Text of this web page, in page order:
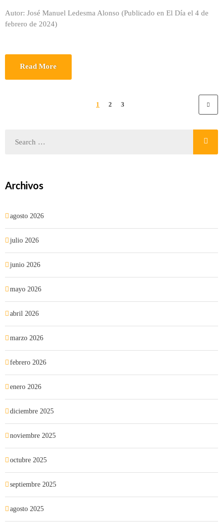
Autor: José Manuel Ledesma Alonso (Publicado en El Día el 4 de
febrero de 2024)
Read More
1 2 3
Archivos
agosto 2026
julio 2026
junio 2026
mayo 2026
abril 2026
marzo 2026
febrero 2026
enero 2026
diciembre 2025
noviembre 2025
octubre 2025
septiembre 2025
agosto 2025